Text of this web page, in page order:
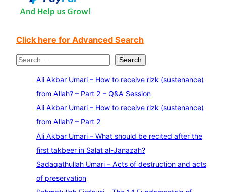
Click here for Advanced Search
S
Search
Ali Akbar Umari – How to receive rizk (sustenance)
from Allah? – Part 2 – Q&A Session
Ali Akbar Umari – How to receive rizk (sustenance)
from Allah? – Part 2
Ali Akbar Umari – What should be recited after the
first takbeer in Salat al-Janazah?
Sadaqathullah Umari – Acts of destruction and acts
of preservation